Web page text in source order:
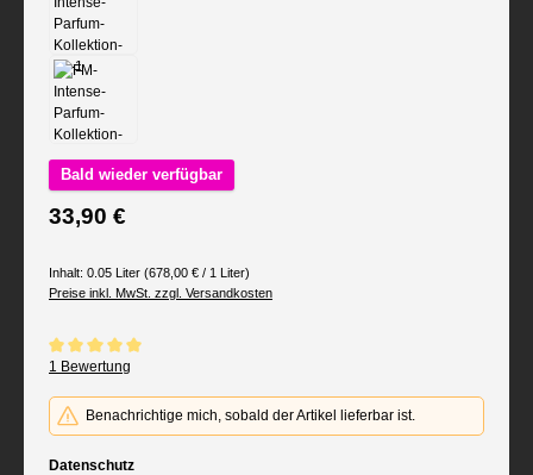
Bald wieder verfügbar
Regulärer Preis:
33,90 €
Inhalt: 0.05 Liter (678,00 € / 1 Liter)
Preise inkl. MwSt. zzgl. Versandkosten
Durchschnittliche Bewertung von 5 von 5 Sternen
1 Bewertung
Benachrichtige mich, sobald der Artikel lieferbar ist.
Datenschutz